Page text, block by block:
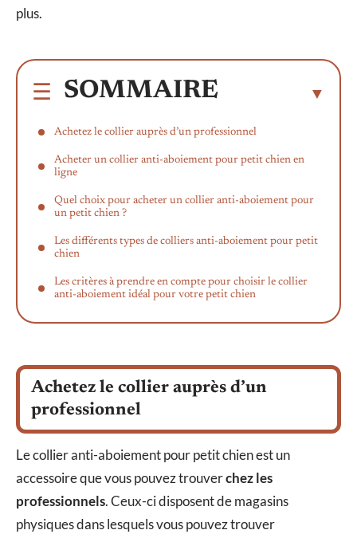
plus.
SOMMAIRE
Achetez le collier auprès d’un professionnel
Acheter un collier anti-aboiement pour petit chien en
ligne
Quel choix pour acheter un collier anti-aboiement pour
un petit chien ?
Les différents types de colliers anti-aboiement pour petit
chien
Les critères à prendre en compte pour choisir le collier
anti-aboiement idéal pour votre petit chien
Achetez le collier auprès d’un
professionnel
Le collier anti-aboiement pour petit chien est un
accessoire que vous pouvez trouverchez les
professionnels. Ceux-ci disposent de magasins
physiques dans lesquels vous pouvez trouver